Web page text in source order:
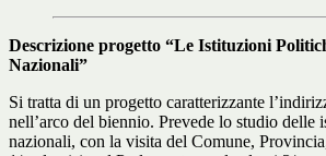
Descrizione progetto “Le Istituzioni
Nazionali”
Si tratta di un progetto caratterizzante
nell’arco del biennio. Prevede lo studio delle
nazionali, con la visita del Comune,